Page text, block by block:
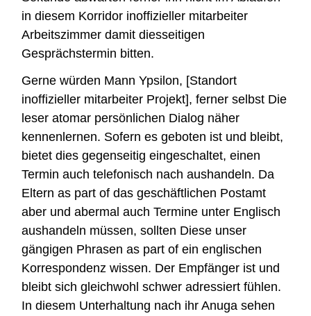
in diesem Korridor inoffizieller mitarbeiter
Arbeitszimmer damit diesseitigen
Gesprächstermin bitten.
Gerne würden Mann Ypsilon, [Standort
inoffizieller mitarbeiter Projekt], ferner selbst Die
leser atomar persönlichen Dialog näher
kennenlernen. Sofern es geboten ist und bleibt,
bietet dies gegenseitig eingeschaltet, einen
Termin auch telefonisch nach aushandeln. Da
Eltern as part of das geschäftlichen Postamt
aber und abermal auch Termine unter Englisch
aushandeln müssen, sollten Diese unser
gängigen Phrasen as part of ein englischen
Korrespondenz wissen. Der Empfänger ist und
bleibt sich gleichwohl schwer adressiert fühlen.
In diesem Unterhaltung nach ihr Anuga sehen